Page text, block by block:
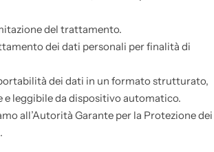
del trattamento.
dei dati personali per finalità di
dei dati in un formato strutturato,
e leggibile da dispositivo automatico.
all’Autorità Garante per la Protezione dei